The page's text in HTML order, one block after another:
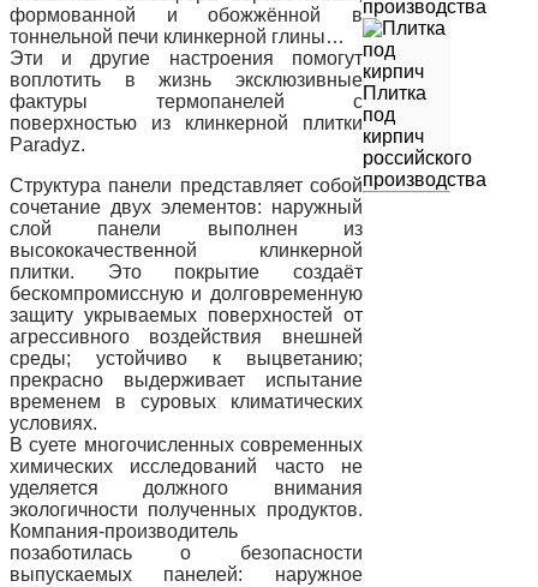
производства
Плитка
под
кирпич
российского
производства
формованной и обожжённой в
тоннельной печи клинкерной глины…
Эти и другие настроения помогут
воплотить в жизнь эксклюзивные
фактуры термопанелей с
поверхностью из клинкерной плитки
Paradyz.
Структура панели представляет собой
сочетание двух элементов: наружный
слой панели выполнен из
высококачественной клинкерной
плитки. Это покрытие создаёт
бескомпромиссную и долговременную
защиту укрываемых поверхностей от
агрессивного воздействия внешней
среды; устойчиво к выцветанию;
прекрасно выдерживает испытание
временем в суровых климатических
условиях.
В суете многочисленных современных
химических исследований часто не
уделяется должного внимания
экологичности полученных продуктов.
Компания-производитель
позаботилась о безопасности
выпускаемых панелей: наружное